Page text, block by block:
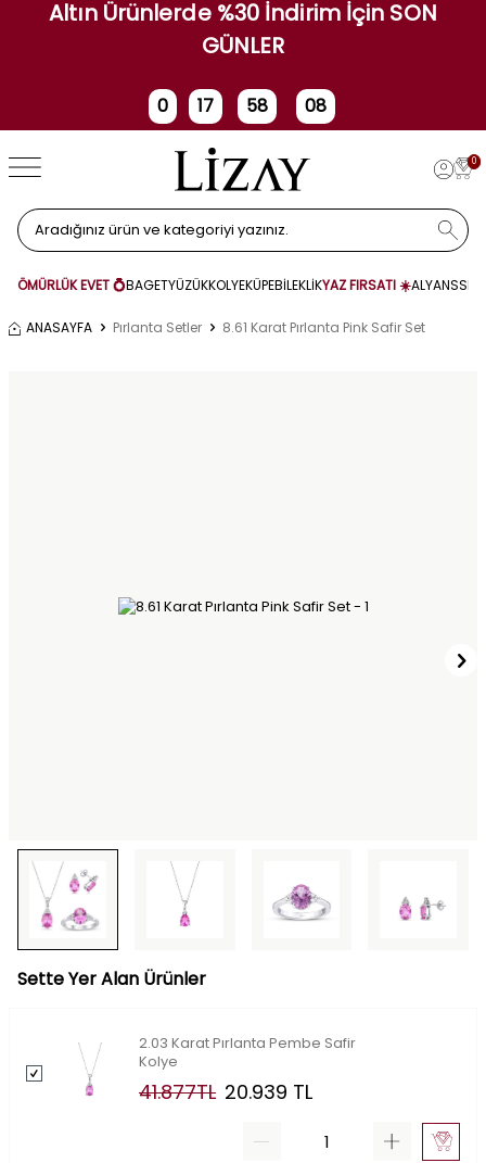
Altın Ürünlerde %30 İndirim İçin SON
GÜNLER
0
Gün
17
Saat
58 08
0
ÖMÜRLÜK EVET 💍BAGETYÜZÜKKOLYEKÜPEBİLEKLİKYAZ FIRSATI ☀️ALYANS
ANASAYFA Pırlanta Setler 8.61 Karat Pırlanta Pink Safir Set
Sette Yer Alan Ürünler
2.03 Karat Pırlanta Pembe Safir
Kolye
41.877TL 20.939 TL